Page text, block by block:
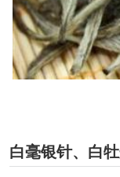
白毫银针、白